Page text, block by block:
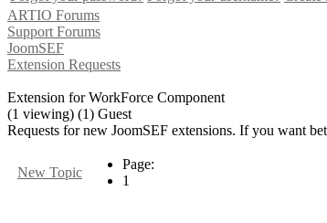
ARTIO Forums
Support Forums
JoomSEF
Extension Requests
Extension for WorkForce Component
(1 viewing) (1) Guest
Requests for new JoomSEF extensions. If you want
New Topic
Page:
1